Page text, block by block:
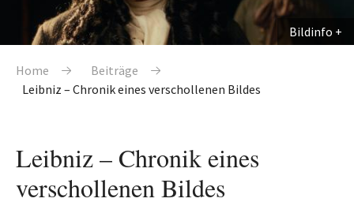
Bildinfo
Pfadnavigation
Home
Beiträge
Leibniz – Chronik eines verschollenen Bildes
Leibniz – Chronik eines
verschollenen Bildes